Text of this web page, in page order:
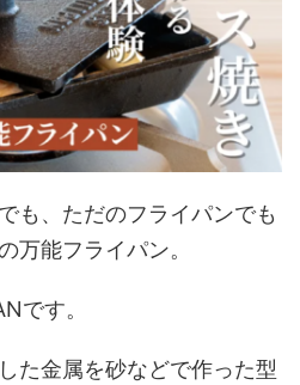
も、ただのフライパンでも
万能フライパン。
です。
た金属を砂などで作った型